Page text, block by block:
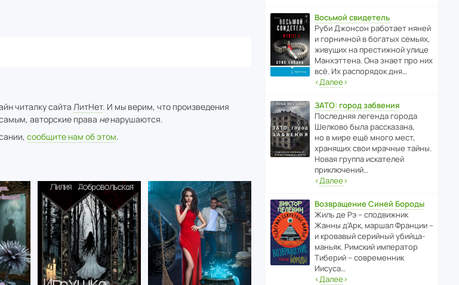
читалку сайта ЛитНет. И мы верим, что произведения
авторские права ненарушаются.
сообщите нам об этом.
Восьмой свидетель
Руби Джонсон рабо­тает няней
и горни­чной в богатых семьях,
живущих на прес­ти­жной улице
Манх­эт­тена. Она знает про них
всё. Их распо­рядок дня…
‹Далее›
ЗАТО: город забвения
После­дняя легенда города
Шелково была расска­зана,
но в мире ещё много мест,
хранящих свои мрачные тайны.
Новая группа иска­телей
приключений…
‹Далее›
Возвращение Синей Бороды
Жиль де Рэ – спод­ви­жник
Жанны д’Арк, маршал Франции –
и кровавый серийный убийца-
маньяк. Римский импе­ратор
Тиберий – совре­менник
Иисуса…
‹Далее›